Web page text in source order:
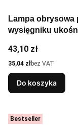
Lampa obrysowa
wysięgniku
Cena
43,10 zł
Cena
35,04 złbez VAT
Do koszyka
Bestseller